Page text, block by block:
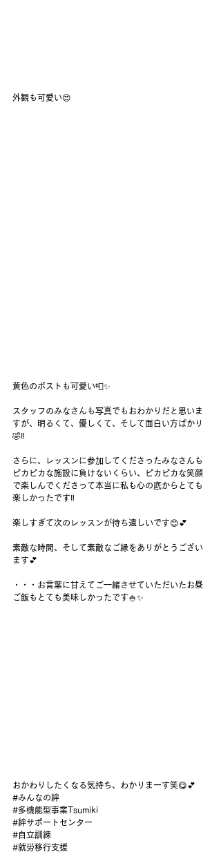
外観も可愛い😍
黄色のポストも可愛い📮✨
スタッフのみなさんも写真でもおわかりだと思いま
すが、明るくて、優しくて、そして面白い方ばかり
🤣‼️
さらに、レッスンに参加してくださったみなさんも
ピカピカな施設に負けないくらい、ピカピカな笑顔
で楽しんでくださって本当に私も心の底からとても
楽しかったです‼️
楽しすぎて次のレッスンが待ち遠しいです😊💕
素敵な時間、そして素敵なご縁をありがとうござい
ます💕
・・・お言葉に甘えてご一緒させていただいたお昼
ご飯もとても美味しかったです🍚✨
おかわりしたくなる気持ち、わかりまーす笑😋💕
#みんなの絆
#多機能型事業Tsumiki
#絆サポートセンター
#自立訓練
#就労移行支援